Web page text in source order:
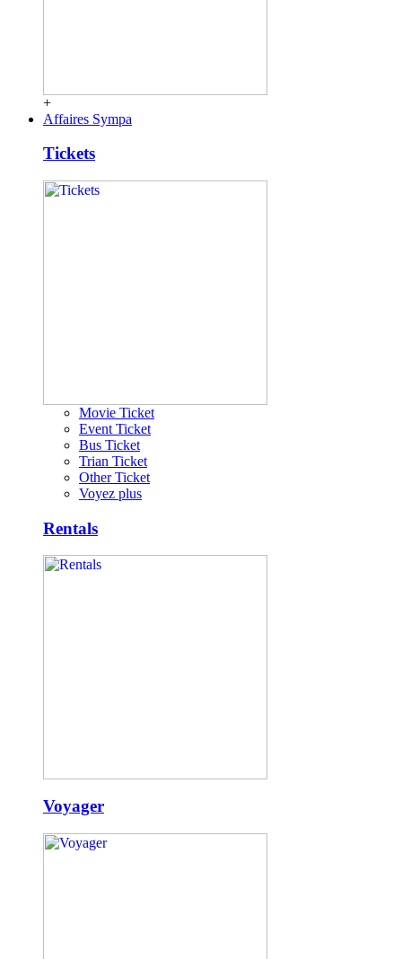
+
Affaires Sympa
Tickets
Movie Ticket
Event Ticket
Bus Ticket
Trian Ticket
Other Ticket
Voyez plus
Rentals
Voyager